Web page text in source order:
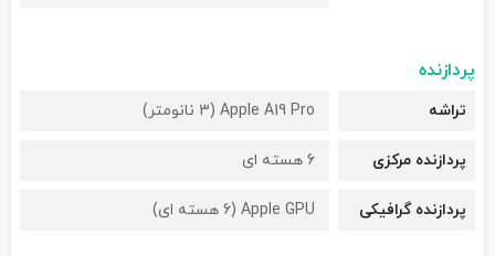
پردازنده
تراشه Apple A19 Pro (3 نانومتر)
پردازنده مرکزی 6 هسته ای
پردازنده گرافیکی Apple GPU (6 هسته ای)